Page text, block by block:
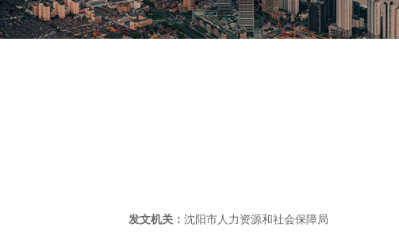
发文机关： 沈阳市人力资源和社会保障局